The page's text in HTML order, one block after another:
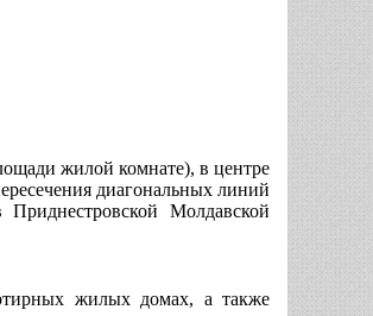
жилой комнате), в центре
диагональных линий
Молдавской
жилых домах, а также